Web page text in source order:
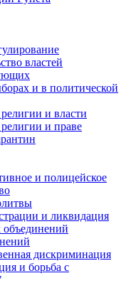
властей
и в политической
и власти
и праве
и полицейское
и ликвидация
объединений
дискриминация
и борьба с